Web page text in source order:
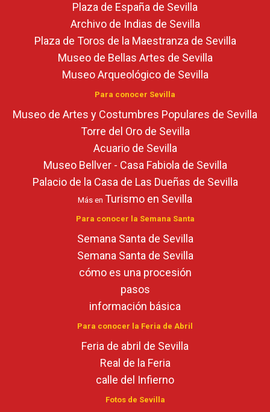
Plaza de España de Sevilla
Archivo de Indias de Sevilla
Plaza de Toros de la Maestranza de Sevilla
Museo de Bellas Artes de Sevilla
Museo Arqueológico de Sevilla
Para conocer Sevilla
Museo de Artes y Costumbres Populares de Sevilla
Torre del Oro de Sevilla
Acuario de Sevilla
Museo Bellver - Casa Fabiola de Sevilla
Palacio de la Casa de Las Dueñas de Sevilla
Más en Turismo en Sevilla
Para conocer la Semana Santa
Semana Santa de Sevilla
Semana Santa de Sevilla
cómo es una procesión
pasos
información básica
Para conocer la Feria de Abril
Feria de abril de Sevilla
Real de la Feria
calle del Infierno
Fotos de Sevilla